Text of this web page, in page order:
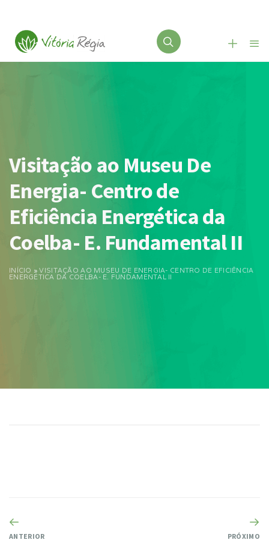
Visitação ao Museu De
Energia- Centro de
Eficiência Energética da
Coelba- E. Fundamental II
INÍCIO »VISITAÇÃO AO MUSEU DE ENERGIA- CENTRO DE EFICIÊNCIA
ENERGÉTICA DA COELBA- E. FUNDAMENTAL II
ANTERIOR PRÓXIMO